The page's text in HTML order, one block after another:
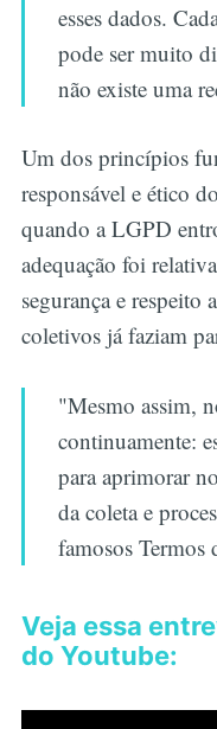
esses dados.
pode ser muito
não existe uma
Um dos princípios
responsável e ético
quando a LGPD
adequação foi
segurança e
coletivos já faziam
"Mesmo assim,
continuamente:
para aprimorar
da coleta e
famosos Termos
Veja essa
do Youtube: